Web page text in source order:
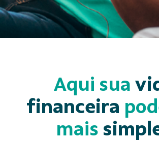
Aqui sua
financeira
mais